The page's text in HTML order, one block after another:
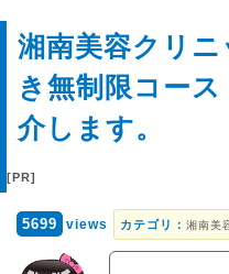
湘南美容クリ
き無制限コー
介します。
5699 views カテゴリ： 湘南美